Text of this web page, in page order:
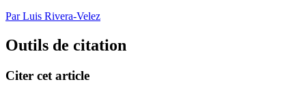
Par Luis Rivera-Velez
Outils de citation
Citer cet article